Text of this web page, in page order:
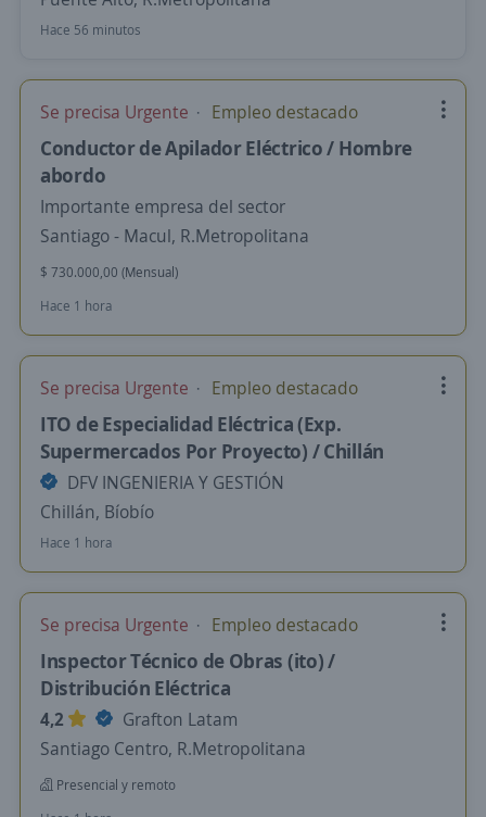
Hace 56 minutos
Se precisa Urgente Empleo destacado
Conductor de Apilador Eléctrico / Hombre
abordo
Importante empresa del sector
Santiago - Macul, R.Metropolitana
$ 730.000,00 (Mensual)
Hace 1 hora
Se precisa Urgente Empleo destacado
ITO de Especialidad Eléctrica (Exp.
Supermercados Por Proyecto) / Chillán
DFV INGENIERIA Y GESTIÓN
Chillán, Bíobío
Hace 1 hora
Se precisa Urgente Empleo destacado
Inspector Técnico de Obras (ito) /
Distribución Eléctrica
4,2
Grafton Latam
Santiago Centro, R.Metropolitana
Presencial y remoto